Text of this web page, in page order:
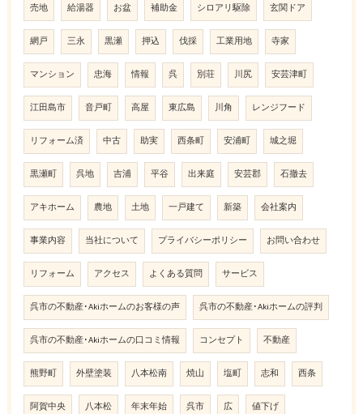
売地 給湯器 お盆 補助金 シロアリ駆除 玄関ドア
網戸 三永 黒瀬 押込 伐採 工業用地 寺家
マンション 忠海 情報 呉 別荘 川尻 安芸津町
江田島市 音戸町 高屋 東広島 川角 レンジフード
リフォーム済 中古 助実 西条町 安浦町 城之堀
黒瀬町 呉地 吉浦 平谷 出来庭 安芸郡 石撤去
アキホーム 農地 土地 一戸建て 新築 会社案内
事業内容 当社について プライバシーポリシー お問い合わせ
リフォーム アクセス よくある質問 サービス
呉市の不動産･Akiホームのお客様の声 呉市の不動産･Akiホームの評判
呉市の不動産･Akiホームの口コミ情報 コンセプト 不動産
熊野町 外壁塗装 八本松南 焼山 塩町 志和 西条
阿賀中央 八本松 年末年始 呉市 広 値下げ